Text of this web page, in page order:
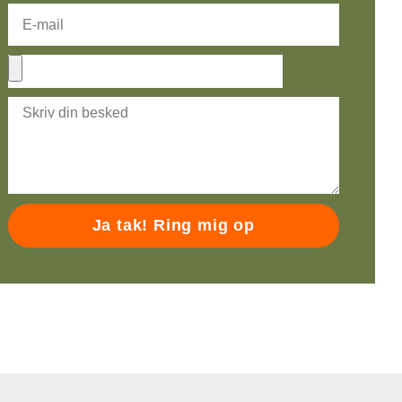
Ja tak! Ring mig op